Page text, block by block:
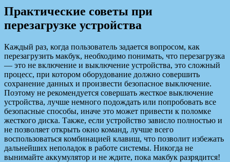
Практические советы при
перезагрузке устройства
Каждый раз, когда пользователь задается вопросом, как
перезагрузить макбук, необходимо понимать, что перезагрузка
— это не включение и выключение устройства, это сложный
процесс, при котором оборудование должно совершить
сохранение данных и произвести безопасное выключение.
Поэтому не рекомендуется совершать жесткое выключение
устройства, лучше немного подождать или попробовать все
безопасные способы, иначе это может привести к поломке
жесткого диска. Также, если устройство зависло полностью и
не позволяет открыть окно команд, лучше всего
воспользоваться комбинацией клавиш, что позволит избежать
дальнейших неполадок в работе системы. Никогда не
вынимайте аккумулятор и не ждите, пока макбук разрядится!